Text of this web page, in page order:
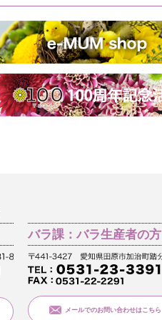
バラ課：バラ生産者の方
メールでのお問い合わせはこちら